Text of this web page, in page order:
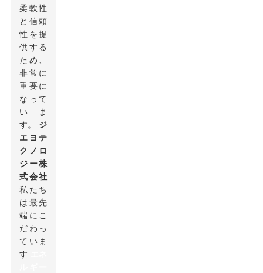
柔軟性
と信頼
性を提
供する
ため、
非常に
重要に
なって
いま
す。 ジ
エヨテ
クノロ
ジー株
式会社
私たち
は最先
端にこ
だわっ
ていま
す